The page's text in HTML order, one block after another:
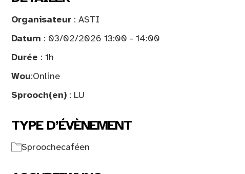
Organisateur : ASTI
Datum : 03/02/2026 13:00 - 14:00
Durée : 1h
Wou:Online
Sprooch(en) : LU
TYPE D’ÉVÈNEMENT
Sproochecaféen